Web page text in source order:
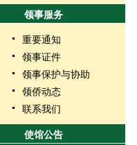
领事服务
重要通知
领事证件
领事保护与协助
领侨动态
联系我们
使馆公告